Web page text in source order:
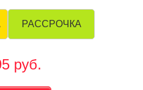
РАССРОЧКА
руб.